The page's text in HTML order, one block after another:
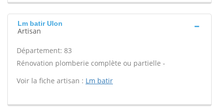
Lm batir Ulon
Artisan
Département: 83
Rénovation plomberie complète ou partielle -
Voir la fiche artisan : Lm batir